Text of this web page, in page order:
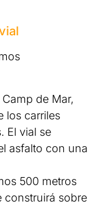
de Mar,
los carriles
El vial se
asfalto con una
500 metros
construirá sobre